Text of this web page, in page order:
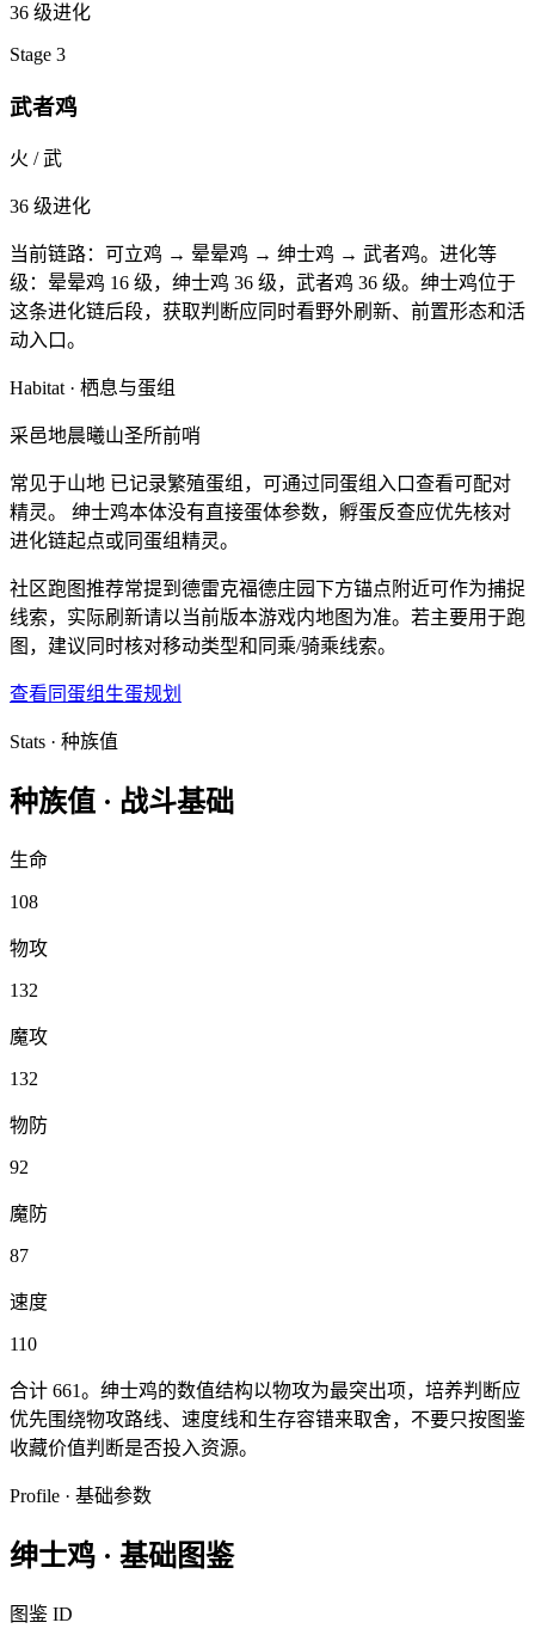
36 级进化
Stage 3
武者鸡
火 / 武
36 级进化
当前链路： 可立鸡 → 晕晕鸡 → 绅士鸡 → 武者鸡。 进化等
级：晕晕鸡 16 级，绅士鸡 36 级，武者鸡 36 级。 绅士鸡位于
这条进化链后段， 获取判断应同时看野外刷新、前置形态和活
动入口。
Habitat · 栖息与蛋组
采邑地晨曦山圣所前哨
常见于山地 已记录繁殖蛋组，可通过同蛋组入口查看可配对
精灵。
绅士鸡本体没有直接蛋体参数，孵蛋反查应优先核对
进化链起点或同蛋组精灵。
社区跑图推荐常提到德雷克福德庄园下方锚点附近可作为捕捉
线索，实际刷新请以当前版本游戏内地图为准。若主要用于跑
图，建议同时核对移动类型和同乘/骑乘线索。
查看同蛋组 生蛋规划
Stats · 种族值
种族值 · 战斗基础
生命
108
物攻
132
魔攻
132
物防
92
魔防
87
速度
110
合计 661。 绅士鸡的数值结构以物攻为最突出项，培养判断应
优先围绕物攻路线、速度线和生存容错来取舍，不要只按图鉴
收藏价值判断是否投入资源。
Profile · 基础参数
绅士鸡 · 基础图鉴
图鉴 ID